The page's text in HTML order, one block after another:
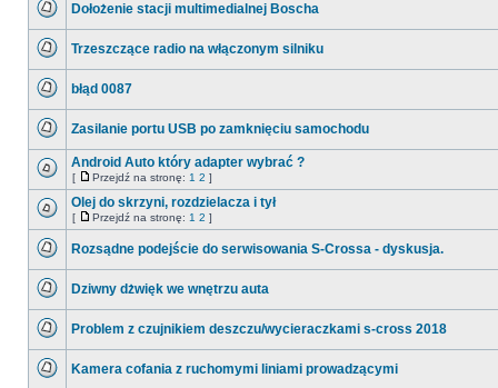
nieprzeczytanych
nieprzeczytanych
Dołożenie stacji multimedialnej Boscha
nieprzeczytanych
Trzeszczące radio na włączonym silniku
nieprzeczytanych
błąd 0087
nieprzeczytanych
postów
Zasilanie portu USB po zamknięciu samochodu
Nie
ma
nieprzeczytanych
postów
Android Auto który adapter wybrać ?
[
Przejdź
na
stronę
Przejdź na stronę: 1 2 ]
Nie
nieprzeczytanych
Olej do skrzyni, rozdzielacza i tył
[
Przejdź
stronę
Przejdź na stronę: 1 2 ]
nieprzeczytanych
Rozsądne podejście do serwisowania S-Crossa - dyskusja.
nieprzeczytanych
Dziwny dżwięk we wnętrzu auta
nieprzeczytanych
Problem z czujnikiem deszczu/wycieraczkami s-cross 2018
Kamera cofania z ruchomymi liniami prowadzącymi